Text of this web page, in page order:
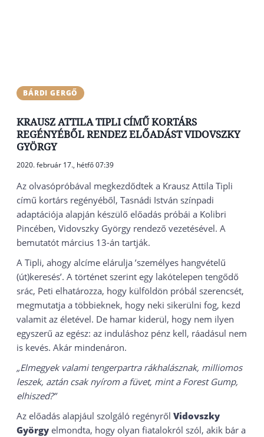
BÁRDI GERGŐ
KRAUSZ ATTILA TIPLI CÍMŰ KORTÁRS
REGÉNYÉBŐL RENDEZ ELŐADÁST VIDOVSZKY
GYÖRGY
2020. február 17., hétfő 07:39
Az olvasópróbával megkezdődtek a Krausz Attila Tipli
című kortárs regényéből, Tasnádi István színpadi
adaptációja alapján készülő előadás próbái a Kolibri
Pincében, Vidovszky György rendező vezetésével. A
bemutatót március 13-án tartják.
A Tipli, ahogy alcíme elárulja ’személyes hangvételű
(út)keresés’. A történet szerint egy lakótelepen tengődő
srác, Peti elhatározza, hogy külföldön próbál szerencsét,
megmutatja a többieknek, hogy neki sikerülni fog, kezd
valamit az életével. De hamar kiderül, hogy nem ilyen
egyszerű az egész: az induláshoz pénz kell, ráadásul nem
is kevés. Akár mindenáron.
„Elmegyek valami tengerpartra rákhalásznak, milliomos
leszek, aztán csak nyírom a füvet, mint a Forest Gump,
elhiszed?”
Az előadás alapjául szolgáló regényről Vidovszky
György elmondta, hogy olyan fiatalokról szól, akik bár a